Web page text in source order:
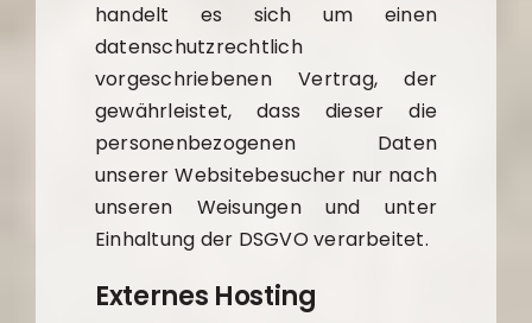
handelt es sich um einen
datenschutzrechtlich
vorgeschriebenen Vertrag, der
gewährleistet, dass dieser die
personenbezogenen Daten
unserer Websitebesucher nur nach
unseren Weisungen und unter
Einhaltung der DSGVO verarbeitet.
Externes Hosting